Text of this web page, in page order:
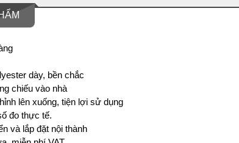
dày, bền chắc
chiếu vào nhà
lên xuống, tiện lợi sử dụng
đo thực tế.
và lắp đặt nội thành